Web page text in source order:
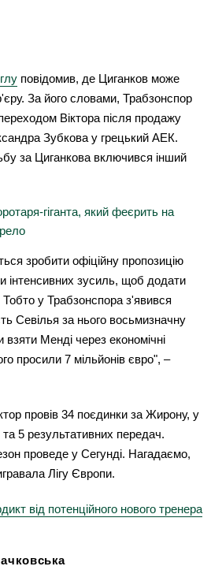
повідомив, де Циганков може
За його словами, Трабзонспор
Віктора після продажу
Зубкова у грецький АЕК.
за Циганкова включився інший
гіганта, який феєрить на
зробити офіційну пропозицію
інтенсивних зусиль, щоб додати
Тобто у Трабзонспора з'явився
Севілья за нього восьмизначну
Менді через економічні
просили 7 мільйонів євро", –
провів 34 поєдинки за Жирону, у
5 результативних передач.
проведе у Сегунді. Нагадаємо,
Лігу Європи.
від потенційного нового тренера